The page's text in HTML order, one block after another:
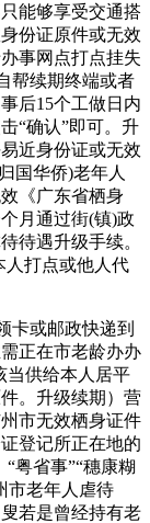
能够享受交通搭
份证原件或无效
事网点打点挂失
帮续期终端或者
后15个工做日内
“确认”即可。升
近身份证或无效
国华侨)老年人
《广东省栖身
月通过街(镇)政
待遇升级手续。
人打点或他人代
或邮政快递到
正在市老龄办办
当供给本人居平
。升级续期）营
市无效栖身证件
登记所正在地的
粤省事”“穗康糊
市老年人虐待
若是曾经持有老